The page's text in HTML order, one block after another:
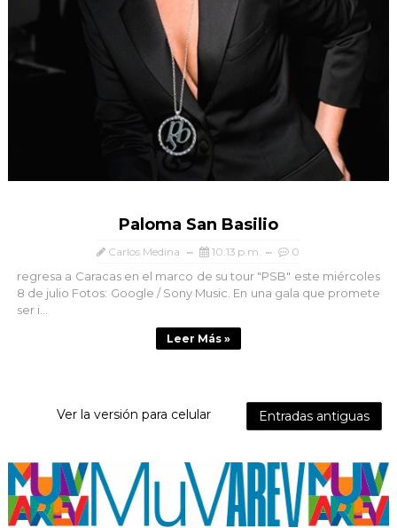
Paloma San Basilio
Carlos Medina 10:13 p.m. 0
regresa a Caracas en el marco de su tour "PSB" este miércoles
8 de julio Fotos: Google / Sony Music. En una gala que promete
ser i...
Leer Más »
Entradas antiguas
Ver la versión para celular